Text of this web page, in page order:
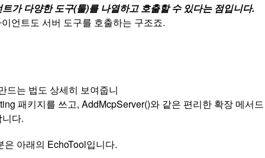
가 다양한 도구(툴)를 나열하고 호출할 수 있다는 점입니다.
언트도 서버 도구를 호출하는 구조죠.
드는 법도 상세히 보여줍니
패키지를 쓰고, AddMcpServer()와 같은 편리한 확장 메서드
다.
은 아래의 EchoTool입니다.